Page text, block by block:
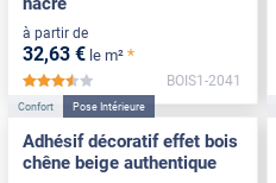
à partir de
32,63 € le m² *
*****
BOIS1-2041
Confort Pose Intérieure
Adhésif décoratif effet bois
chêne beige authentique